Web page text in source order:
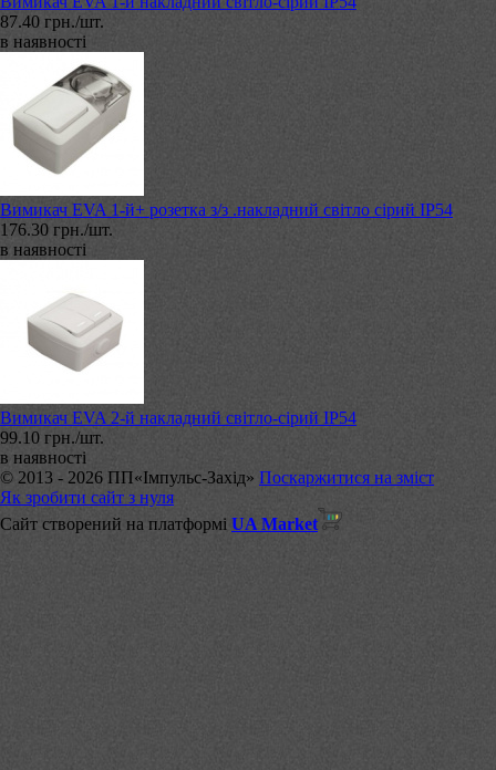
87.40 грн./шт.
в наявності
Вимикач EVA 1-й+ розетка з/з .накладний світло сірий IP54
176.30 грн./шт.
в наявності
Вимикач EVA 2-й накладний світло-сірий ІР54
99.10 грн./шт.
в наявності
© 2013 - 2026 ПП«Імпульс-Захід» Поскаржитися на зміст
Як зробити сайт з нуля
Сайт створений на платформі UA Market